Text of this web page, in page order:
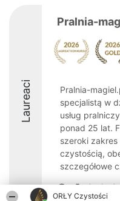
ORŁY Czystości
Laureaci
Pralnia-
Pralnia-
specjalistą w
usług
ponad 25 lat.
szeroki zakres
czystością,
szczegółowe
9.4